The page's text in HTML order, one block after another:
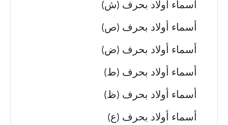
أسماء أولاد بحرف (ش)
أسماء أولاد بحرف (ص)
أسماء أولاد بحرف (ض)
أسماء أولاد بحرف (ط)
أسماء أولاد بحرف (ظ)
أسماء أولاد بحرف (ع)